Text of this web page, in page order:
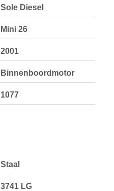
Sole Diesel
Mini 26
2001
Binnenboordmotor
1077
Staal
3741 LG